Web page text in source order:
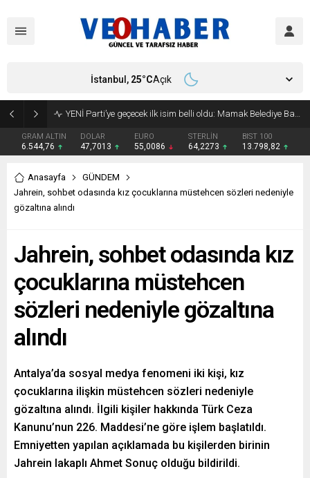
YENİ Parti’ye geçecek ilk isim belli oldu: Mamak Belediye Başkanı CHP’den istifa etti
GRAM ALTIN
6.544,76
DOLAR
47,7013
EURO
55,0086
STERLİN
64,2273
BIST 100
13.798,82
İstanbul, 25°CAçık
Anasayfa
GÜNDEM
Jahrein, sohbet odasında kız çocuklarına müstehcen sözleri nedeniyle
gözaltına alındı
Jahrein, sohbet odasında kız
çocuklarına müstehcen
sözleri nedeniyle gözaltına
alındı
Antalya’da sosyal medya fenomeni iki kişi, kız
çocuklarına ilişkin müstehcen sözleri nedeniyle
gözaltına alındı. İlgili kişiler hakkında Türk Ceza
Kanunu’nun 226. Maddesi’ne göre işlem başlatıldı.
Emniyetten yapılan açıklamada bu kişilerden birinin
Jahrein lakaplı Ahmet Sonuç olduğu bildirildi.